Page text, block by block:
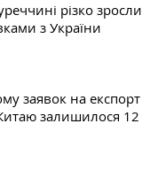
різко зросли
з України
заявок на експорт
залишилося 12